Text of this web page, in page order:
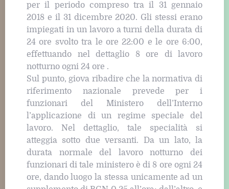
per il periodo compreso tra il 31 gennaio
2018 e il 31 dicembre 2020. Gli stessi erano
impiegati in un lavoro a turni della durata di
24 ore svolto tra le ore 22:00 e le ore 6:00,
effettuando nel dettaglio 8 ore di lavoro
notturno ogni 24 ore .
Sul punto, giova ribadire che la normativa di
riferimento nazionale prevede per i
funzionari del Ministero dell’Interno
l’applicazione di un regime speciale del
lavoro. Nel dettaglio, tale specialità si
atteggia sotto due versanti. Da un lato, la
durata normale del lavoro notturno dei
funzionari di tale ministero è di 8 ore ogni 24
ore, dando luogo la stessa unicamente ad un